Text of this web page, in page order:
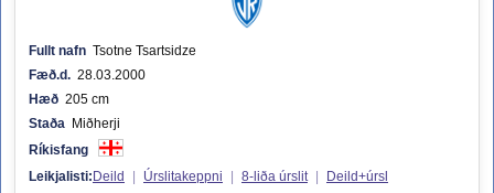
Fullt nafn Tsotne Tsartsidze
Fæð.d. 28.03.2000
Hæð 205 cm
Staða Miðherji
Ríkisfang
Leikjalisti: Deild Úrslitakeppni 8-liða úrslit
Deild+úrsl